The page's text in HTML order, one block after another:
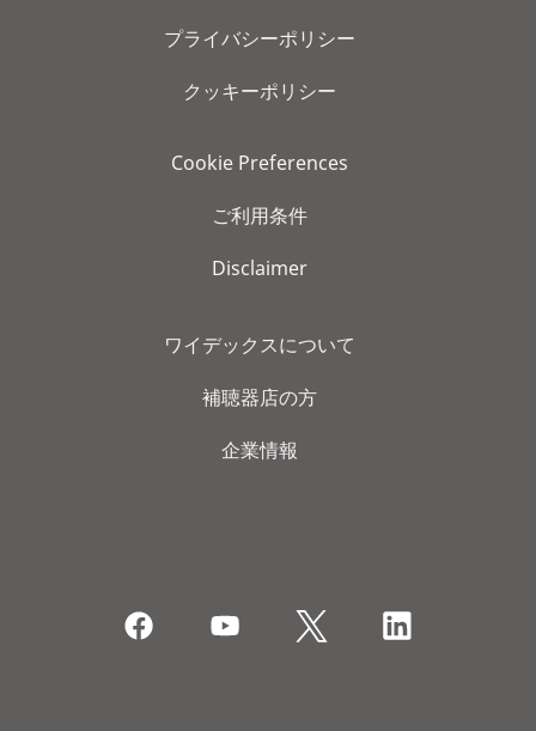
プライバシーポリシー
クッキーポリシー
Cookie Preferences
ご利用条件
Disclaimer
ワイデックスについて
補聴器店の方
企業情報